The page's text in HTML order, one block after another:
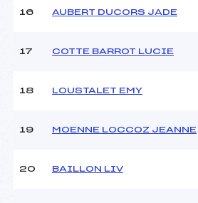
Pénalité appliquée :
16 AUBERT DUCORS JADE
17 COTTE BARROT LUCIE
18 LOUSTALET EMY
19 MOENNE LOCCOZ JEANNE
20 BAILLON LIV